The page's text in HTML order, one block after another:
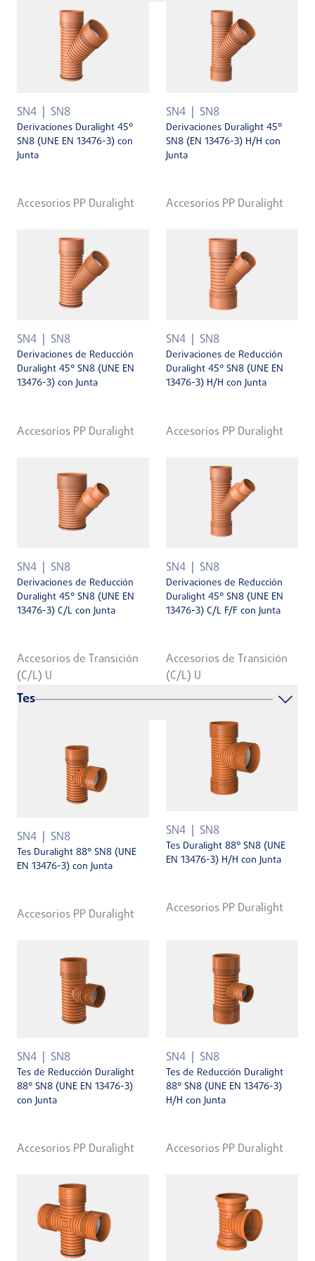
SN4 SN8
Derivaciones Duralight 45°
SN8 (UNE EN 13476-3) con
Junta
Accesorios PP Duralight
SN4 SN8
Derivaciones Duralight 45°
SN8 (EN 13476-3) H/H con
Junta
Accesorios PP Duralight
SN4 SN8
Derivaciones de Reducción
Duralight 45° SN8 (UNE EN
13476-3) con Junta
Accesorios PP Duralight
SN4 SN8
Derivaciones de Reducción
Duralight 45° SN8 (UNE EN
13476-3) H/H con Junta
Accesorios PP Duralight
SN4 SN8
Derivaciones de Reducción
Duralight 45° SN8 (UNE EN
13476-3) C/L con Junta
Accesorios de Transición
(C/L) U
SN4 SN8
Derivaciones de Reducción
Duralight 45° SN8 (UNE EN
13476-3) C/L F/F con Junta
Accesorios de Transición
(C/L) U
Tes
SN4 SN8
Tes Duralight 88° SN8 (UNE
EN 13476-3) con Junta
Accesorios PP Duralight
SN4 SN8
Tes Duralight 88° SN8 (UNE
EN 13476-3) H/H con Junta
Accesorios PP Duralight
SN4 SN8
Tes de Reducción Duralight
88° SN8 (UNE EN 13476-3)
con Junta
Accesorios PP Duralight
SN4 SN8
Tes de Reducción Duralight
88° SN8 (UNE EN 13476-3)
H/H con Junta
Accesorios PP Duralight